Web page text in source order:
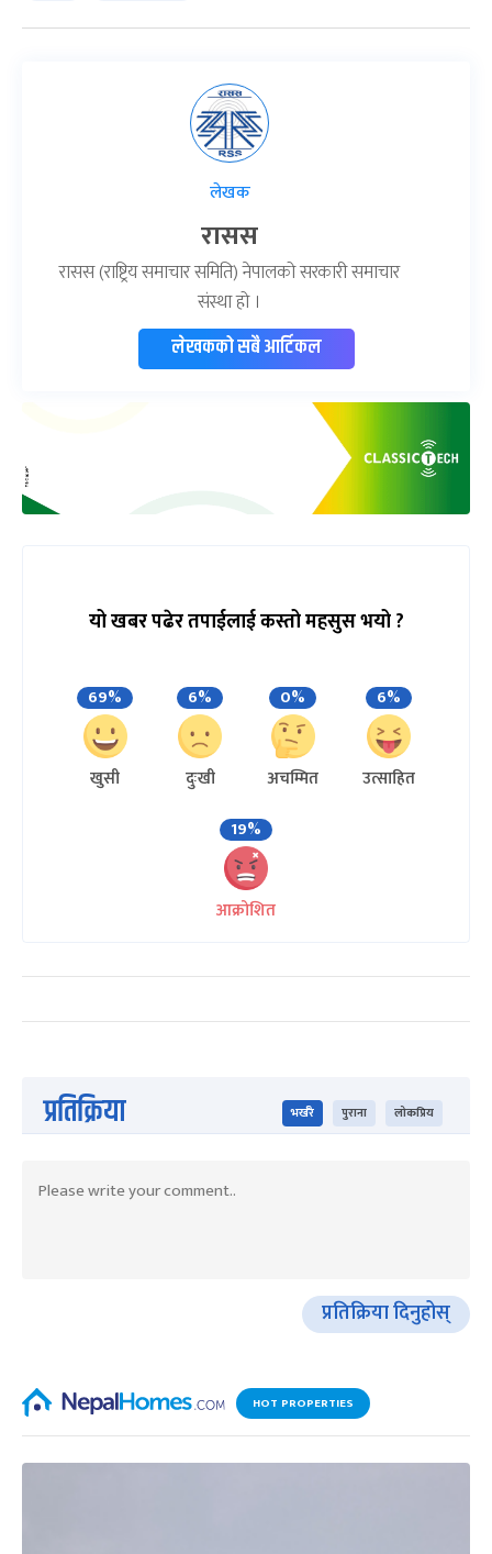
लेखक
रासस
रासस (राष्ट्रिय समाचार समिति) नेपालको सरकारी समाचार
संस्था हो ।
लेखकको सबै आर्टिकल
यो खबर पढेर तपाईलाई कस्तो महसुस भयो ?
69%
खुसी
6%
दुःखी
0%
अचम्मित
6%
उत्साहित
19%
आक्रोशित
प्रतिक्रिया भर्खरै पुराना लोकप्रिय
प्रतिक्रिया दिनुहोस्
HOT PROPERTIES